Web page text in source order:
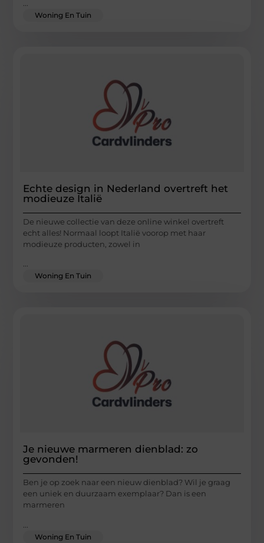
Woning En Tuin
Echte design in Nederland overtreft het
modieuze Italië
De nieuwe collectie van deze online winkel overtreft
echt alles! Normaal loopt Italië voorop met haar
modieuze producten, zowel in
...
Woning En Tuin
Je nieuwe marmeren dienblad: zo
gevonden!
Ben je op zoek naar een nieuw dienblad? Wil je graag
een uniek en duurzaam exemplaar? Dan is een
marmeren
Woning En Tuin